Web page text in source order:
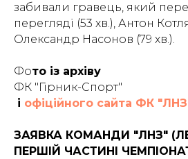
забивали гравець, який
перегляді (53 хв.), Антон
Олександр Насонов (79 хв.).
Фото із архіву
ФК "Гірник-Спорт"
і офіційного сайта ФК
ЗАЯВКА КОМАНДИ "ЛНЗ"
ПЕРШІЙ ЧАСТИНІ